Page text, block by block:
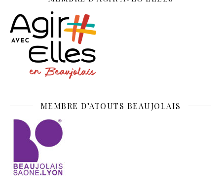
MEMBRE D’ATOUTS BEAUJOLAIS